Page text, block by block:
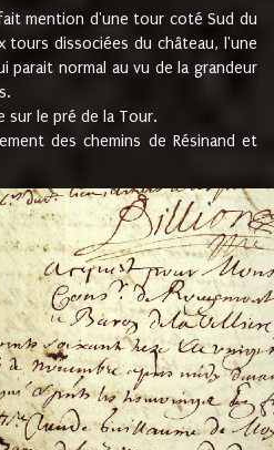
mention d'une tour coté Sud du
tours dissociées du château, l'une
parait normal au vu de la grandeur
sur le pré de la Tour.
des chemins de Résinand et